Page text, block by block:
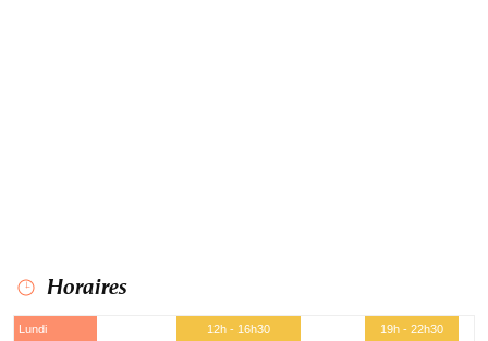
Horaires
Lundi 12h - 16h30
19h - 22h30